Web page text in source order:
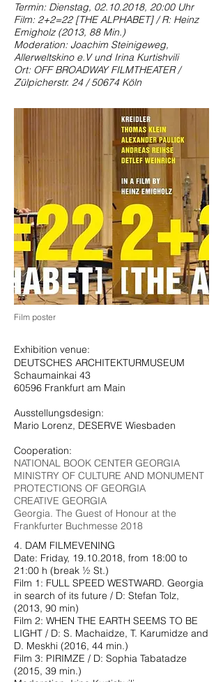
Termin: Dienstag, 02.10.2018, 20:00 Uhr
Film: 2+2=22 [THE ALPHABET] / R: Heinz
Emigholz (2013, 88 Min.)
Moderation: Joachim Steinigeweg,
Allerweltskino e.V und Irina Kurtishvili
Ort: OFF BROADWAY FILMTHEATER /
Zülpicherstr. 24 / 50674 Köln
Film poster
Exhibition venue:
DEUTSCHES ARCHITEKTURMUSEUM
Schaumainkai 43
60596 Frankfurt am Main
Ausstellungsdesign:
Mario Lorenz, DESERVE Wiesbaden
Cooperation:
NATIONAL BOOK CENTER GEORGIA
MINISTRY OF CULTURE AND MONUMENT
PROTECTIONS OF GEORGIA
CREATIVE GEORGIA
Georgia. The Guest of Honour at the
Frankfurter Buchmesse 2018
4. DAM FILMEVENING
Date: Friday, 19.10.2018, from 18:00 to
21:00 h (break ½ St.)
Film 1: FULL SPEED WESTWARD. Georgia
in search of its future / D: Stefan Tolz,
(2013, 90 min)
Film 2: WHEN THE EARTH SEEMS TO BE
LIGHT / D: S. Machaidze, T. Karumidze and
D. Meskhi (2016, 44 min.)
Film 3: PIRIMZE / D: Sophia Tabatadze
(2015, 39 min.)